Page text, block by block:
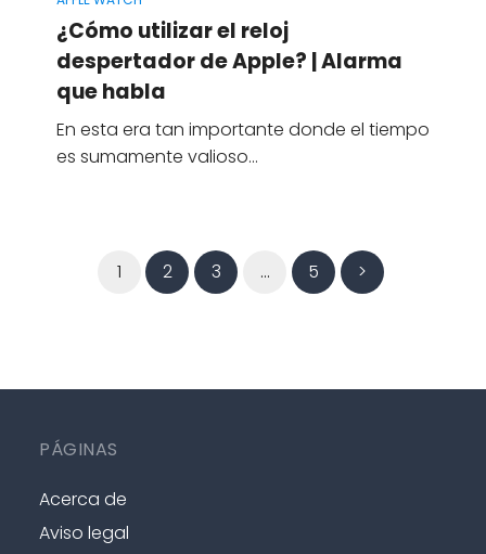
¿Cómo utilizar el reloj
despertador de Apple? | Alarma
que habla
En esta era tan importante donde el tiempo
es sumamente valioso…
1 2 3 … 5 >
PÁGINAS
Acerca de
Aviso legal